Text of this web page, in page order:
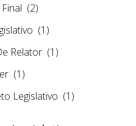
(2)
(1)
Relator (1)
(1)
Legislativo (1)